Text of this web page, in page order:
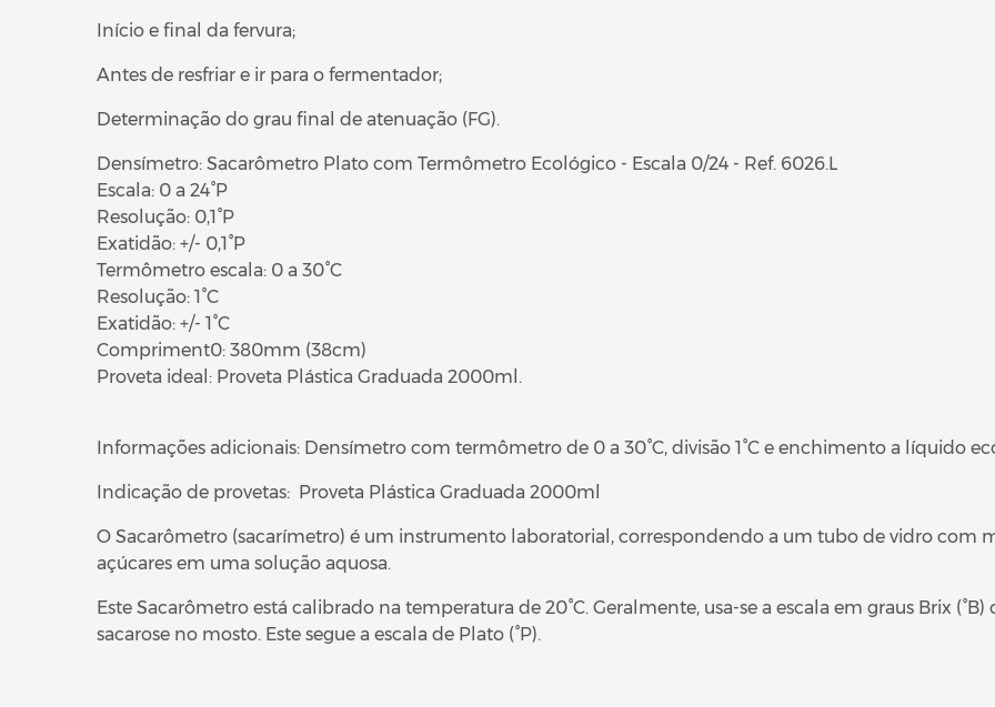
Início e final da fervura;
Antes de resfriar e ir para o fermentador;
Determinação do grau final de atenuação (FG).
Densímetro: Sacarômetro Plato com Termômetro Ecológico - Escala 0/24 - Ref. 6026.L
Escala: 0 a 24°P
Resolução: 0,1°P
Exatidão: +/- 0,1°P
Termômetro escala: 0 a 30°C
Resolução: 1°C
Exatidão: +/- 1°C
Compriment0: 380mm (38cm)
Proveta ideal: Proveta Plástica Graduada 2000ml.
Informações adicionais: Densímetro com termômetro de 0 a 30°C, divisão 1°C e enchimento a líquido
Indicação de provetas: Proveta Plástica Graduada 2000ml
O Sacarômetro (sacarímetro) é um instrumento laboratorial, correspondendo a um tubo de vidro com
açúcares em uma solução aquosa.
Este Sacarômetro está calibrado na temperatura de 20°C. Geralmente, usa-se a escala em graus Brix
sacarose no mosto. Este segue a escala de Plato (°P).